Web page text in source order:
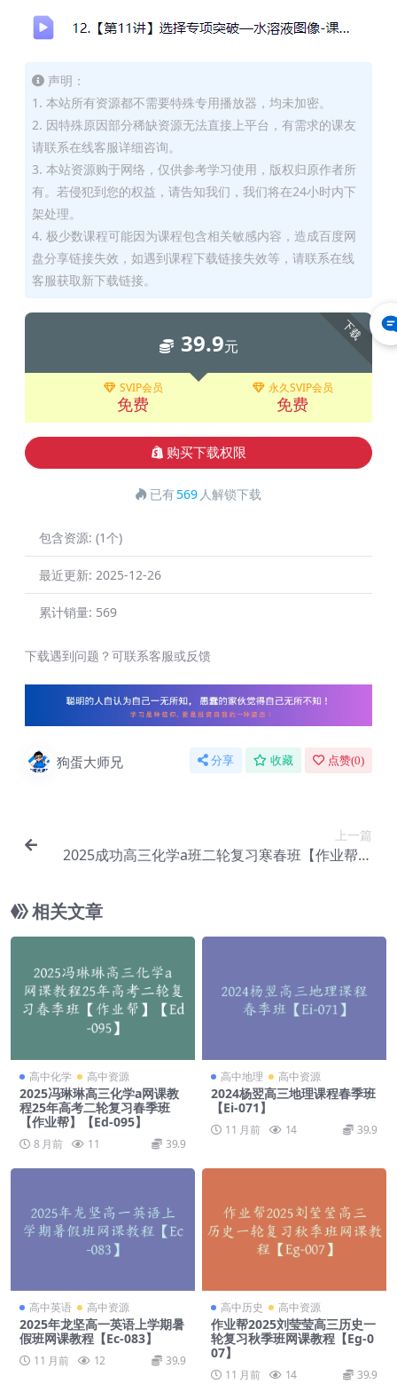
声明：
1. 本站所有资源都不需要特殊专用播放器，均未加密。
2. 因特殊原因部分稀缺资源无法直接上平台，有需求的课友
请联系在线客服详细咨询。
3. 本站资源购于网络，仅供参考学习使用，版权归原作者所
有。若侵犯到您的权益，请告知我们，我们将在24小时内下
架处理。
4. 极少数课程可能因为课程包含相关敏感内容，造成百度网
盘分享链接失效，如遇到课程下载链接失效等，请联系在线
客服获取新下载链接。
下载
39.9元
SVIP会员
免费
永久SVIP会员
免费
购买下载权限
已有569 人解锁下载
包含资源: (1个)
最近更新: 2025-12-26
累计销量: 569
下载遇到问题？可联系客服或反馈
狗蛋大师兄 分享 收藏 点赞(0)
上一篇
2025成功高三化学a班二轮复习寒春班【作业帮】
相关文章
高中化学 高中资源
2025冯琳琳高三化学a网课教
程25年高考二轮复习春季班
【作业帮】【Ed-095】
8 月前 11 39.9
高中地理 高中资源
2024杨翌高三地理课程春季班
【Ei-071】
11 月前 14 39.9
高中英语 高中资源
2025年龙坚高一英语上学期暑
假班网课教程【Ec-083】
11 月前 12 39.9
高中历史 高中资源
作业帮2025刘莹莹高三历史一
轮复习秋季班网课教程【Eg-0
07】
11 月前 14 39.9